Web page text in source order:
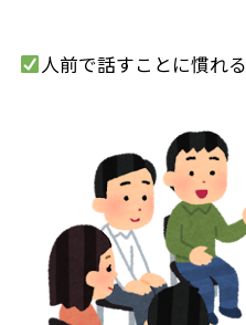
人前で話すことに慣れる